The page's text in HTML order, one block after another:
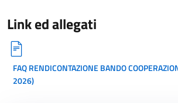
Link ed allegati
FAQ RENDICONTAZIONE BANDO
2026)